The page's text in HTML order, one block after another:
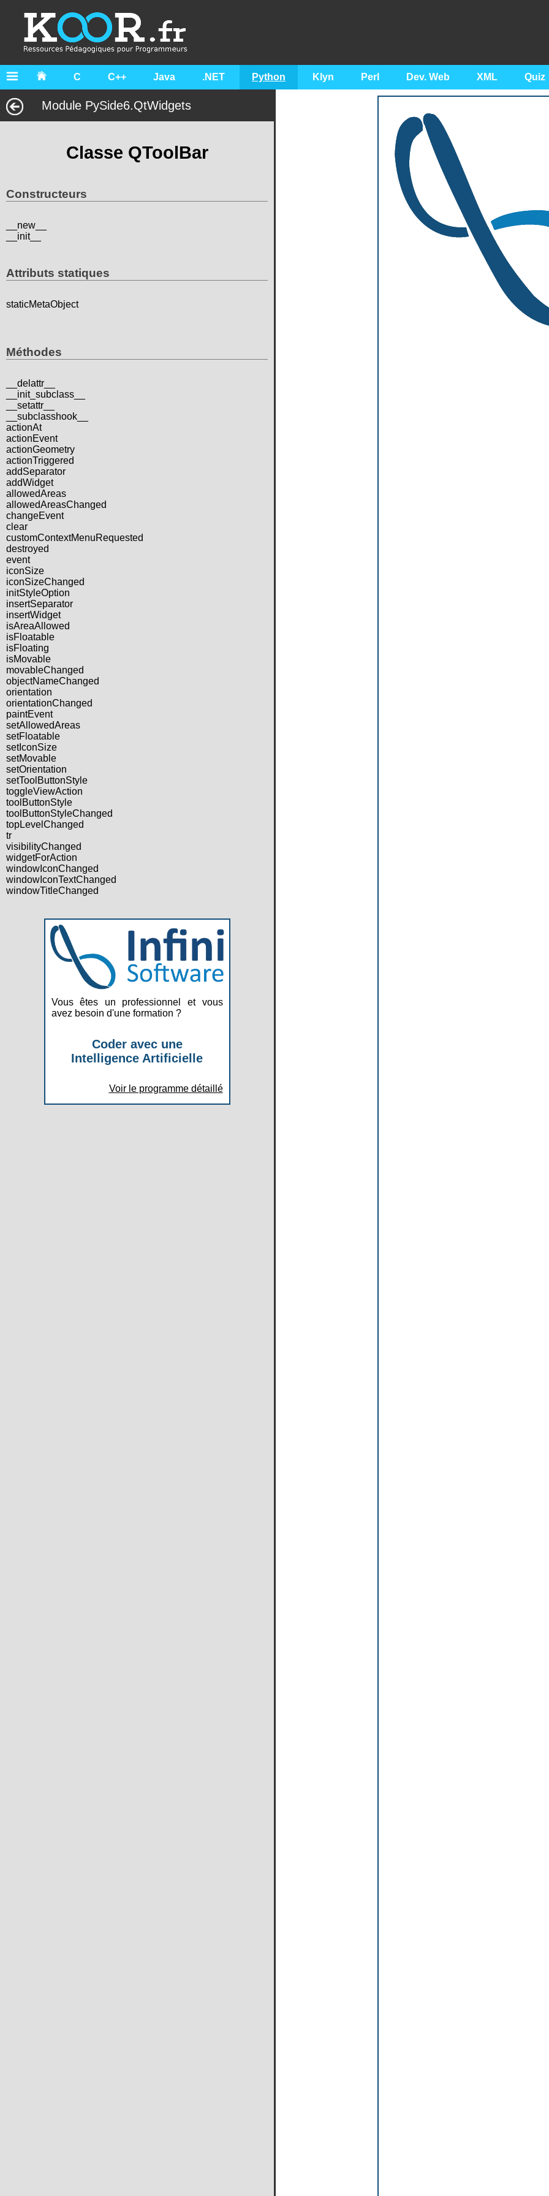
C C++ Java .NET Python Klyn Perl Dev. Web XML Quiz
Module PySide6.QtWidgets
Classe QToolBar
Constructeurs
__new__
__init__
Attributs statiques
staticMetaObject
Méthodes
__delattr__
__init_subclass__
__setattr__
__subclasshook__
actionAt
actionEvent
actionGeometry
actionTriggered
addSeparator
addWidget
allowedAreas
allowedAreasChanged
changeEvent
clear
customContextMenuRequested
destroyed
event
iconSize
iconSizeChanged
initStyleOption
insertSeparator
insertWidget
isAreaAllowed
isFloatable
isFloating
isMovable
movableChanged
objectNameChanged
orientation
orientationChanged
paintEvent
setAllowedAreas
setFloatable
setIconSize
setMovable
setOrientation
setToolButtonStyle
toggleViewAction
toolButtonStyle
toolButtonStyleChanged
topLevelChanged
tr
visibilityChanged
widgetForAction
windowIconChanged
windowIconTextChanged
windowTitleChanged
Vous êtes un professionnel et vous
avez besoin d'une formation ?
Coder avec une
Intelligence Artificielle
Voir le programme détaillé